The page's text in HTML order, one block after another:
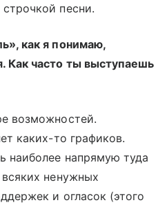
песни.
как я понимаю,
Как часто ты выступаешь
возможностей.
каких-то графиков.
наиболее напрямую туда
всяких ненужных
и огласок (этого